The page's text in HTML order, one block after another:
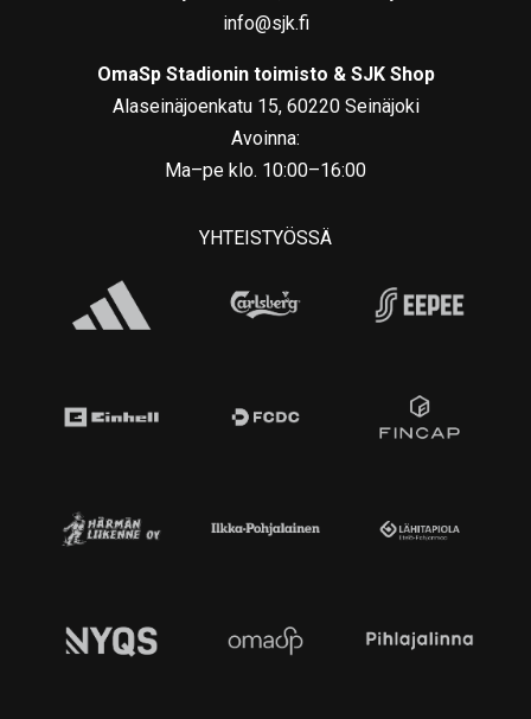
info@sjk.fi
OmaSp Stadionin toimisto & SJK Shop
Alaseinäjoenkatu 15, 60220 Seinäjoki
Avoinna:
Ma–pe klo. 10:00–16:00
YHTEISTYÖSSÄ